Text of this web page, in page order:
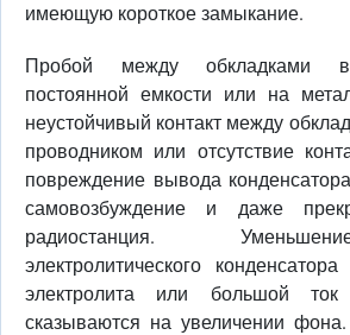
имеющую короткое замыкание.
Пробой между обкладками в
постоянной емкости или на
неустойчивый контакт между
проводником или отсутствие
повреждение вывода
самовозбуждение и даже
радиостанция.
электролитического
электролита или большой ток
сказываются на увеличении